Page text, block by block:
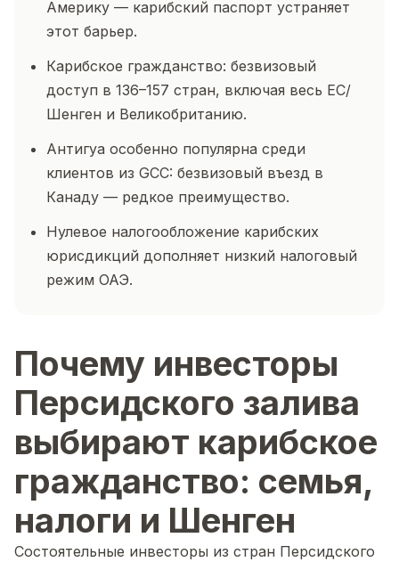
Америку — карибский паспорт устраняет
этот барьер.
Карибское гражданство: безвизовый
доступ в 136–157 стран, включая весь ЕС/
Шенген и Великобританию.
Антигуа особенно популярна среди
клиентов из GCC: безвизовый въезд в
Канаду — редкое преимущество.
Нулевое налогообложение карибских
юрисдикций дополняет низкий налоговый
режим ОАЭ.
Почему инвесторы
Персидского залива
выбирают карибское
гражданство: семья,
налоги и Шенген
Состоятельные инвесторы из стран Персидского